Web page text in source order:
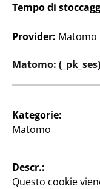
Azienda
Carriera
Espansione
Qualità
Contatti
Tempo di
Provider: Matomo
Matomo: (_pk_ses)
Kategorie:
Matomo
Descr.:
Questo cookie